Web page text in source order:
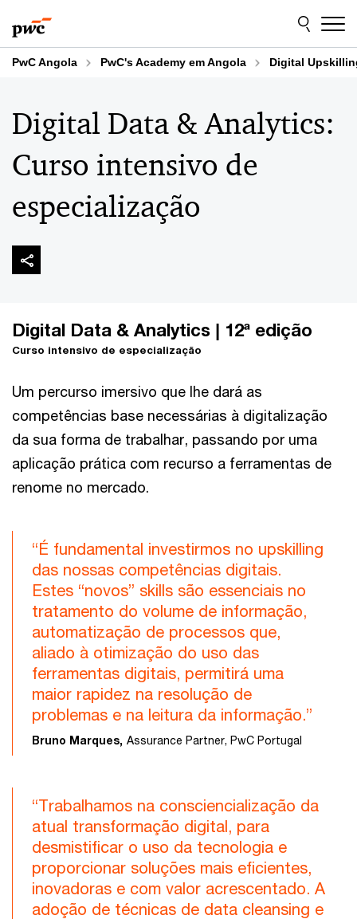
to
content
to
footer
PwC Angola PwC's Academy em Angola Digital
Digital Data & Analytics:
Curso intensivo de
especialização
Digital Data & Analytics | 12ª edição
Curso intensivo de especialização
Um percurso imersivo que lhe dará as
competências base necessárias à digitalização
da sua forma de trabalhar, passando por uma
aplicação prática com recurso a ferramentas de
renome no mercado.
“É fundamental investirmos no upskilling
das nossas competências digitais.
Estes “novos” skills são essenciais no
tratamento do volume de informação,
automatização de processos que,
aliado à otimização do uso das
ferramentas digitais, permitirá uma
maior rapidez na resolução de
problemas e na leitura da informação.”
Bruno Marques, Assurance Partner, PwC Portugal
“Trabalhamos na consciencialização da
atual transformação digital, para
desmistificar o uso da tecnologia e
proporcionar soluções mais eficientes,
inovadoras e com valor acrescentado. A
adoção de técnicas de data cleansing e